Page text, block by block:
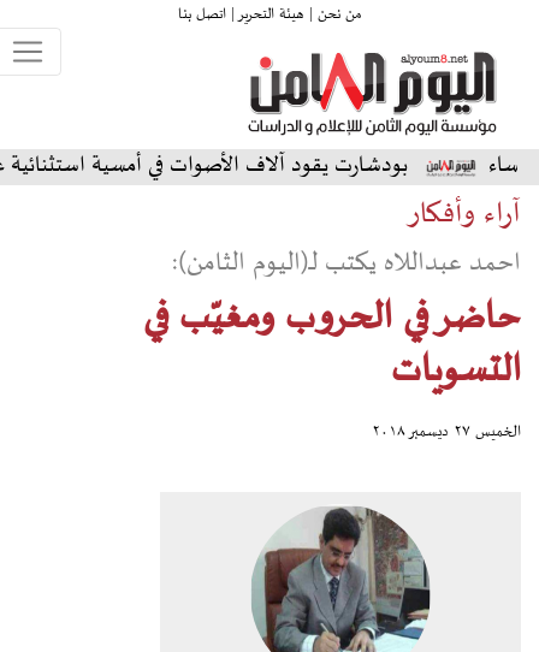
من نحن | هيئة التحرير |اتصل بنا
يقود آلاف الأصوات في أمسية استثنائية على المسرح
آراء وأفكار
احمد عبداللاه يكتب لـ(اليوم الثامن):
حاضر في الحروب ومغيّب في
التسويات
الخميس ٢٧ ديسمبر ٢٠١٨